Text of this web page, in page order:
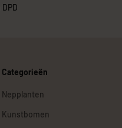
Categorieën
Nepplanten
Kunstbomen